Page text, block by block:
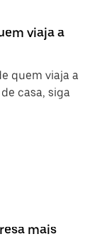
viaja a
quem viaja a
casa, siga
mais